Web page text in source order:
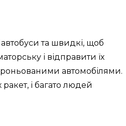
та швидкі, щоб
і відправити їх
автомобілями.
і багато людей